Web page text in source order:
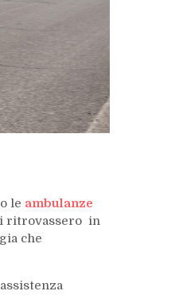
le ambulanze
ritrovassero in
che